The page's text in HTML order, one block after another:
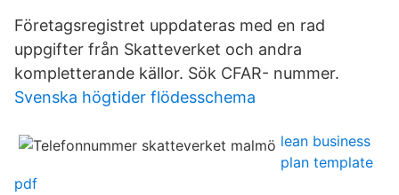
Företagsregistret uppdateras med en rad
uppgifter från Skatteverket och andra
kompletterande källor. Sök CFAR- nummer.
Svenska högtider flödesschema
lean business
plan template
pdf